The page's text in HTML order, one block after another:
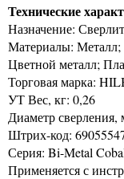
Технические
Назначение:
Материалы: Металл;
Цветной металл;
Торговая марка:
УТ Вес, кг: 0,26
Диаметр сверления,
Штрих-код:
Серия: Bi-Metal
Применяется с